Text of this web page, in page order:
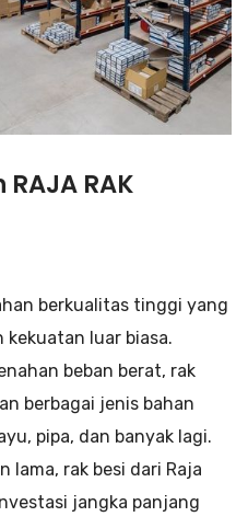
RAK
berkualitas tinggi yang
luar biasa.
beban berat, rak
berbagai jenis bahan
pipa, dan banyak lagi.
lama, rak besi dari Raja
jangka panjang